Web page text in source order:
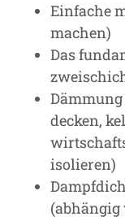
Einfache
machen)
Das
decken,
isolieren)
(abhängig